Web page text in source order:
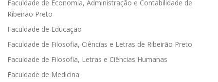
Faculdade de Economia, Administração e Contabilidade de
Ribeirão Preto
Faculdade de Educação
Faculdade de Filosofia, Ciências e Letras de Ribeirão Preto
Faculdade de Filosofia, Letras e Ciências Humanas
Faculdade de Medicina